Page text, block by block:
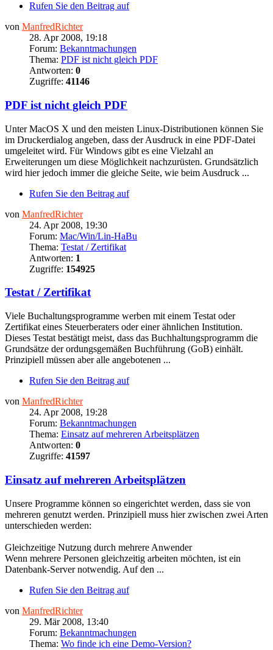
Rufen Sie den Beitrag auf
von ManfredRichter
28. Apr 2008, 19:18
Forum: Bekanntmachungen
Thema: PDF ist nicht gleich PDF
Antworten: 0
Zugriffe: 41146
PDF ist nicht gleich PDF
Unter MacOS X und den meisten Linux-Distributionen können Sie
im Druckerdialog angeben, dass der Ausdruck in eine PDF-Datei
umgeleitet wird. Für Windows gibt es eine Vielzahl an
Erweiterungen um diese Möglichkeit nachzurüsten. Grundsätzlich
wird hier jedoch immer die gleiche Seite, wie beim Ausdruck ...
Rufen Sie den Beitrag auf
von ManfredRichter
24. Apr 2008, 19:30
Forum: Mac/Win/Lin-HaBu
Thema: Testat / Zertifikat
Antworten: 1
Zugriffe: 154925
Testat / Zertifikat
Viele Buchaltungsprogramme werben mit einem Testat oder
Zertifikat eines Steuerberaters oder einer ähnlichen Institution.
Dieses Testat bestätigt meist, dass das Buchhaltungsprogramm die
Grundsätze der ordungsgemäßen Buchführung (GoB) einhält.
Prinzipiell müssen aber alle angebotenen ...
Rufen Sie den Beitrag auf
von ManfredRichter
24. Apr 2008, 19:28
Forum: Bekanntmachungen
Thema: Einsatz auf mehreren Arbeitsplätzen
Antworten: 0
Zugriffe: 41597
Einsatz auf mehreren Arbeitsplätzen
Unsere Programme können so eingerichtet werden, dass sie von
mehreren genutzt werden. Prinzipiell muss hier zwischen zwei Arten
unterschieden werden:
Gleichzeitige Nutzung durch mehrere Anwender
Wenn mehrere Personen gleichzeitig arbeiten möchten, ist ein
Datenbank-Server notwendig. Auf den ...
Rufen Sie den Beitrag auf
von ManfredRichter
29. Mär 2008, 13:40
Forum: Bekanntmachungen
Thema: Wo finde ich eine Demo-Version?